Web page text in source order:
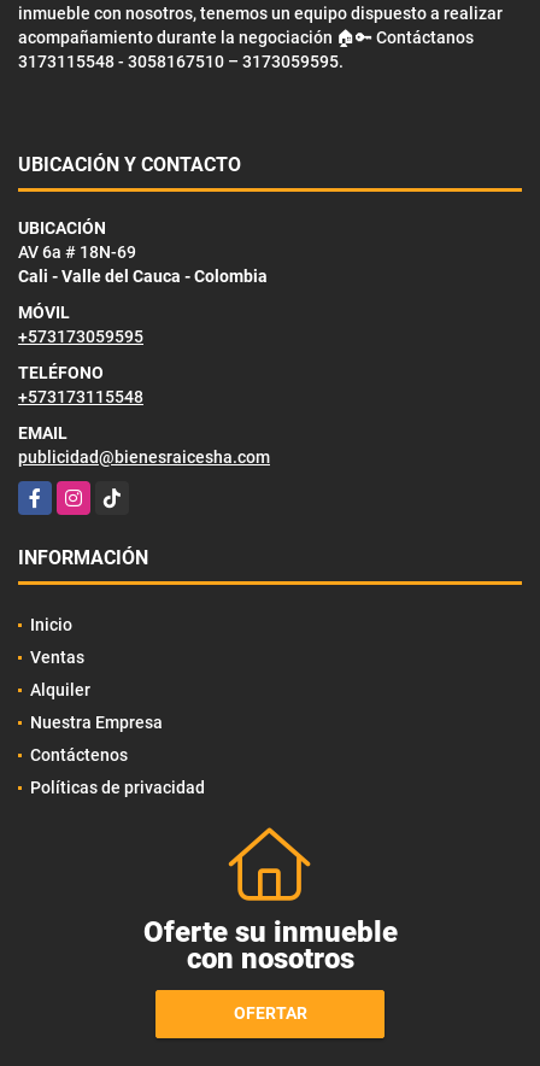
inmueble con nosotros, tenemos un equipo dispuesto a realizar
acompañamiento durante la negociación 🏠🔑 Contáctanos
3173115548 - 3058167510 – 3173059595.
UBICACIÓN Y CONTACTO
UBICACIÓN
AV 6a # 18N-69
Cali - Valle del Cauca - Colombia
MÓVIL
+573173059595
TELÉFONO
+573173115548
EMAIL
publicidad@bienesraicesha.com
FacebookInstagram
TikTok
INFORMACIÓN
Inicio
Ventas
Alquiler
Nuestra Empresa
Contáctenos
Políticas de privacidad
Oferte su inmueble
con nosotros
OFERTAR